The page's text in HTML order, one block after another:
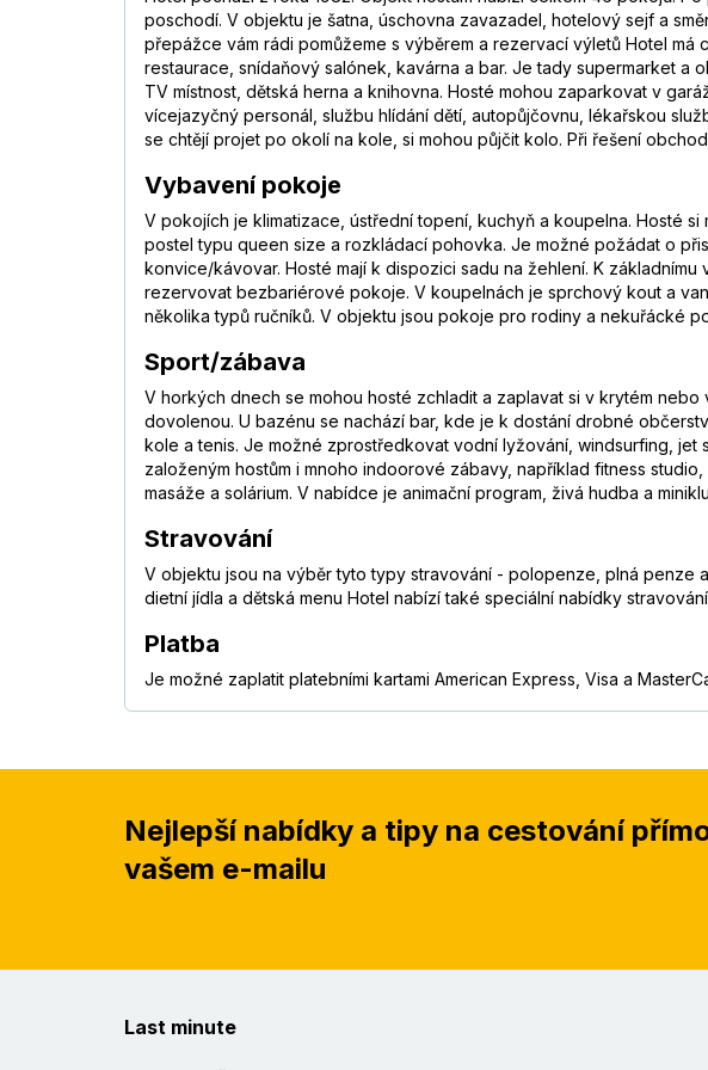
poschodí. V objektu je šatna, úschovna zavazadel, hotelový sejf a
přepážce vám rádi pomůžeme s výběrem a rezervací výletů Hotel
restaurace, snídaňový salónek, kavárna a bar. Je tady supermarket
TV místnost, dětská herna a knihovna. Hosté mohou zaparkovat v
vícejazyčný personál, službu hlídání dětí, autopůjčovnu, lékařskou
se chtějí projet po okolí na kole, si mohou půjčit kolo. Při řešení
Vybavení pokoje
V pokojích je klimatizace, ústřední topení, kuchyň a koupelna. Hosté
postel typu queen size a rozkládací pohovka. Je možné požádat o
konvice/kávovar. Hosté mají k dispozici sadu na žehlení. K
rezervovat bezbariérové pokoje. V koupelnách je sprchový kout a
několika typů ručníků. V objektu jsou pokoje pro rodiny a nekuřácké
Sport/zábava
V horkých dnech se mohou hosté zchladit a zaplavat si v krytém
dovolenou. U bazénu se nachází bar, kde je k dostání drobné
kole a tenis. Je možné zprostředkovat vodní lyžování, windsurfing, jet
založeným hostům i mnoho indoorové zábavy, například fitness
masáže a solárium. V nabídce je animační program, živá hudba a
Stravování
V objektu jsou na výběr tyto typy stravování - polopenze, plná penze
dietní jídla a dětská menu Hotel nabízí také speciální nabídky
Platba
Je možné zaplatit platebními kartami American Express, Visa a
Nejlepší nabídky a tipy na cestování
vašem e-mailu
Last minute